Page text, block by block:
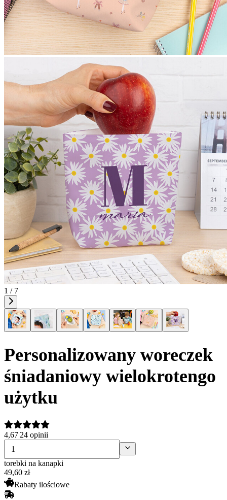
1 / 7
Personalizowany woreczek
śniadaniowy wielokrotengo
użytku
4,67|24 opinii
torebki na kanapki
49,60 zł
Rabaty ilościowe